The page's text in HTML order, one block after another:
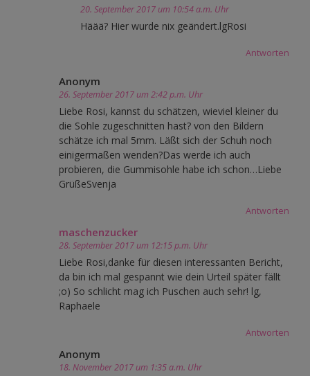
20. September 2017 um 10:54 a.m. Uhr
Häää? Hier wurde nix geändert.lgRosi
Antworten
Anonym
26. September 2017 um 2:42 p.m. Uhr
Liebe Rosi, kannst du schätzen, wieviel kleiner du
die Sohle zugeschnitten hast? von den Bildern
schätze ich mal 5mm. Läßt sich der Schuh noch
einigermaßen wenden?Das werde ich auch
probieren, die Gummisohle habe ich schon…Liebe
GrüßeSvenja
Antworten
maschenzucker
28. September 2017 um 12:15 p.m. Uhr
Liebe Rosi,danke für diesen interessanten Bericht,
da bin ich mal gespannt wie dein Urteil später fällt
;o) So schlicht mag ich Puschen auch sehr! lg,
Raphaele
Antworten
Anonym
18. November 2017 um 1:35 a.m. Uhr